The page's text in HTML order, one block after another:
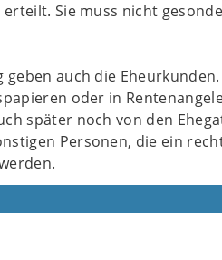
Sie muss nicht
auch die
oder in
später noch von den
Personen, die ein